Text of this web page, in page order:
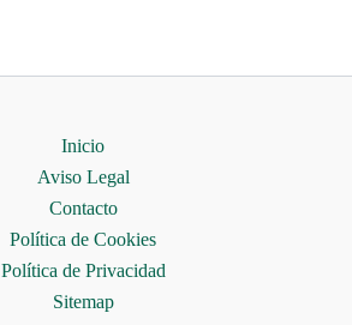
Inicio
Aviso Legal
Contacto
Política de Cookies
Política de Privacidad
Sitemap